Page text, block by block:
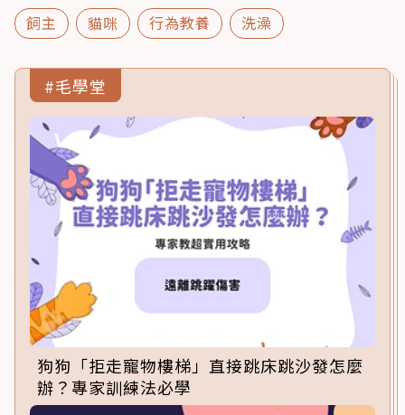
飼主 貓咪 行為教養 洗澡
#毛學堂
狗狗「拒走寵物樓梯」直接跳床跳沙發怎麼
辦？專家訓練法必學